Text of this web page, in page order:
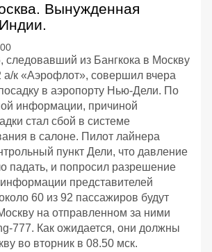
Вынужденная
из Бангкока в Москву
а/к «Аэрофлот», совершил вчера
в аэропорту Нью-Дели. По
информации, причиной
стал сбой в системе
в салоне. Пилот лайнера
пункт Дели, что давление
падать, и попросил разрешение
представителей
60 из 92 пассажиров будут
на отправленном за ними
777. Как ожидается, они должны
во вторник в 08.50 мск.